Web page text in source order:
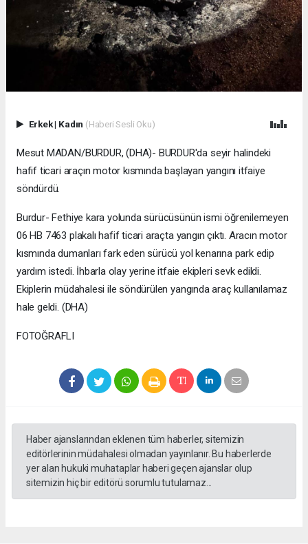
Erkek| Kadın (Haberi Sesli Oku)
Mesut MADAN/BURDUR, (DHA)- BURDUR'da seyir halindeki
hafif ticari araçın motor kısmında başlayan yangını itfaiye
söndürdü.
Burdur- Fethiye kara yolunda sürücüsünün ismi öğrenilemeyen
06 HB 7463 plakalı hafif ticari araçta yangın çıktı. Aracın motor
kısmında dumanları fark eden sürücü yol kenarına park edip
yardım istedi. İhbarla olay yerine itfaie ekipleri sevk edildi.
Ekiplerin müdahalesi ile söndürülen yangında araç kullanılamaz
hale geldi. (DHA)
FOTOĞRAFLI
Haber ajanslarından eklenen tüm haberler, sitemizin
editörlerinin müdahalesi olmadan yayınlanır. Bu haberlerde
yer alan hukuki muhataplar haberi geçen ajanslar olup
sitemizin hiç bir editörü sorumlu tutulamaz...